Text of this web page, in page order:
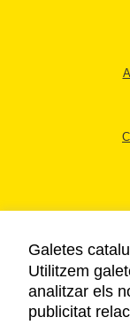
Galetes
Utilitzem
analitzar els
publicitat